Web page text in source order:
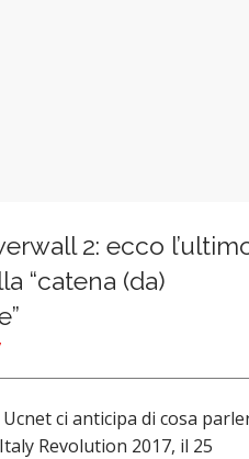
2: ecco
“catena (da)
ci anticipa di cosa
Revolution 2017, il 25